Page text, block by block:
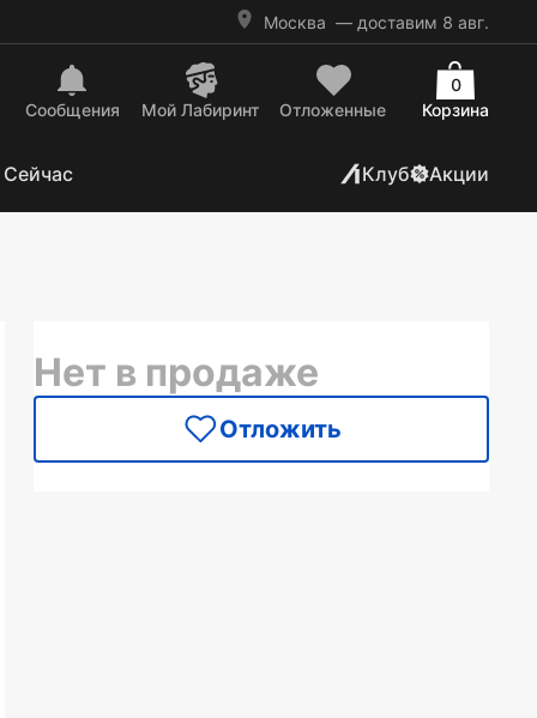
Москва — доставим 8 авг.
Сообщения Mой Лабиринт Отложенные Корзина
0
Клуб Акции
Нет в продаже
Отложить